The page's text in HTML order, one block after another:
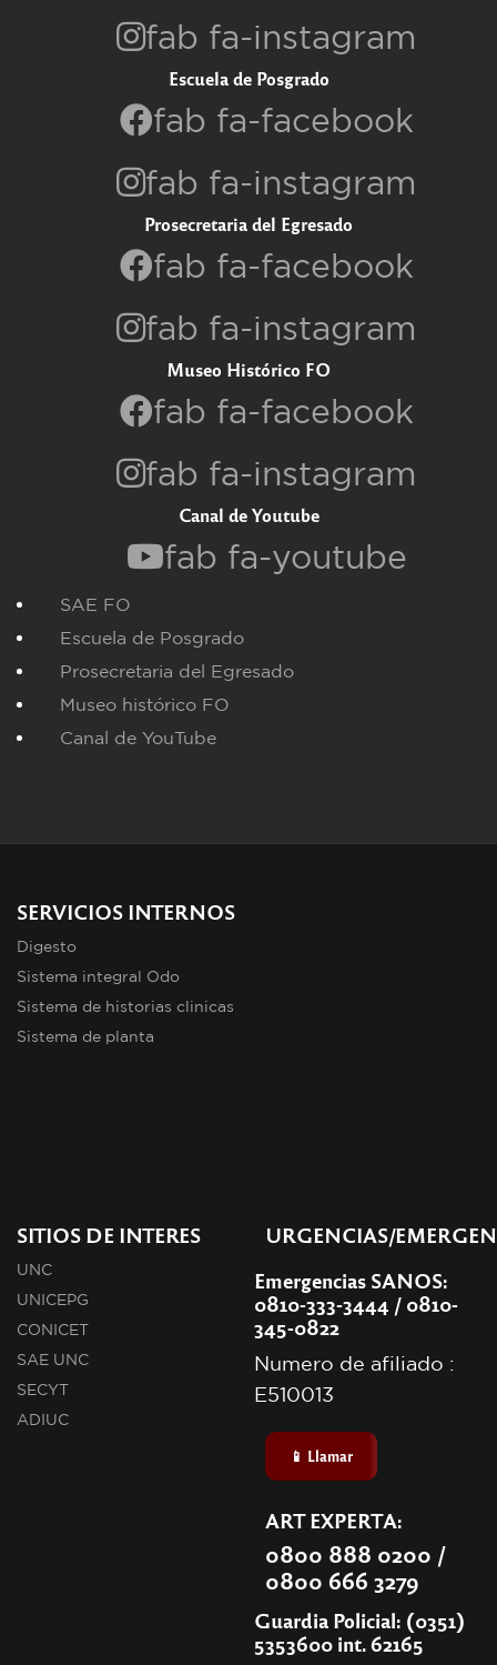
fab fa-instagram
Escuela de Posgrado
fab fa-facebook
fab fa-instagram
Prosecretaria del Egresado
fab fa-facebook
fab fa-instagram
Museo Histórico FO
fab fa-facebook
fab fa-instagram
Canal de Youtube
fab fa-youtube
SAE FO
Escuela de Posgrado
Prosecretaria del Egresado
Museo histórico FO
Canal de YouTube
SERVICIOS INTERNOS
Digesto
Sistema integral Odo
Sistema de historias clinicas
Sistema de planta
SITIOS DE INTERES
UNC
UNICEPG
CONICET
SAE UNC
SECYT
ADIUC
URGENCIAS/
Emergencias SANOS:
0810-333-3444 / 0810-
345-0822
Numero de afiliado :
E510013
📱 Llamar
ART EXPERTA:
0800 888 0200 /
0800 666 3279
Guardia Policial: (0351)
5353600 int. 62165